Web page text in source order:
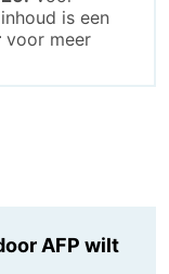
is een
voor meer
AFP wilt